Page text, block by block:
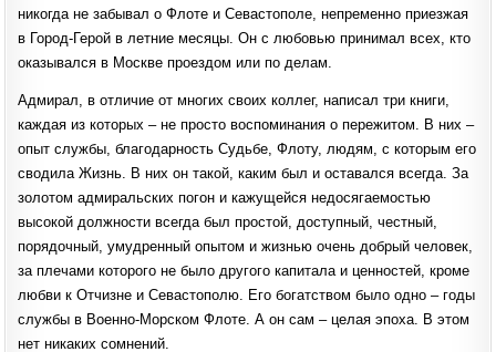
никогда не забывал о Флоте и Севастополе, непременно приезжая
в Город-Герой в летние месяцы. Он с любовью принимал всех, кто
оказывался в Москве проездом или по делам.
Адмирал, в отличие от многих своих коллег, написал три книги,
каждая из которых – не просто воспоминания о пережитом. В них –
опыт службы, благодарность Судьбе, Флоту, людям, с которым его
сводила Жизнь. В них он такой, каким был и оставался всегда. За
золотом адмиральских погон и кажущейся недосягаемостью
высокой должности всегда был простой, доступный, честный,
порядочный, умудренный опытом и жизнью очень добрый человек,
за плечами которого не было другого капитала и ценностей, кроме
любви к Отчизне и Севастополю. Его богатством было одно – годы
службы в Военно-Морском Флоте. А он сам – целая эпоха. В этом
нет никаких сомнений.